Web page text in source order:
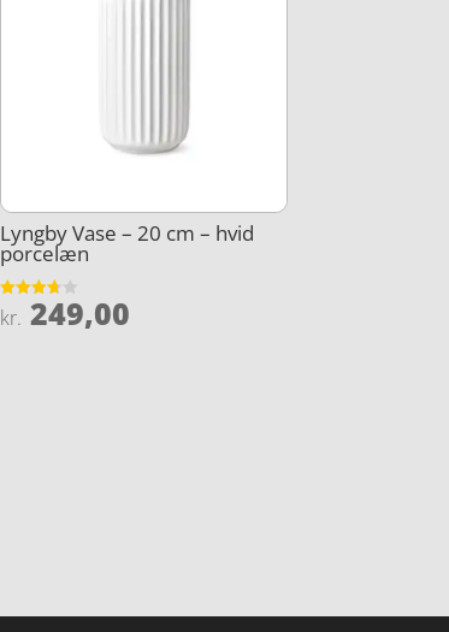
Lyngby Vase – 20 cm – hvid
porcelæn
Vurderet
3.7
kr. 249,00